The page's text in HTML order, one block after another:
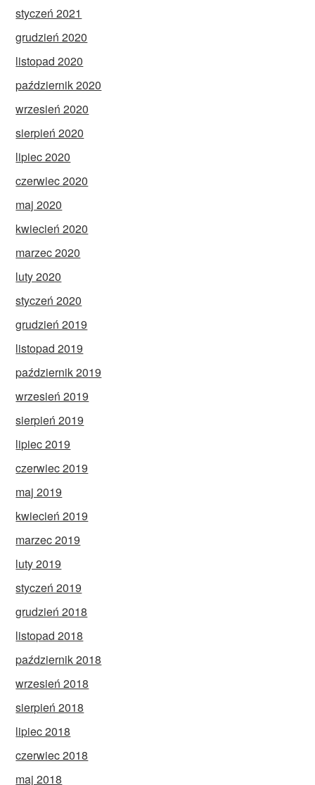
styczeń 2021
grudzień 2020
listopad 2020
październik 2020
wrzesień 2020
sierpień 2020
lipiec 2020
czerwiec 2020
maj 2020
kwiecień 2020
marzec 2020
luty 2020
styczeń 2020
grudzień 2019
listopad 2019
październik 2019
wrzesień 2019
sierpień 2019
lipiec 2019
czerwiec 2019
maj 2019
kwiecień 2019
marzec 2019
luty 2019
styczeń 2019
grudzień 2018
listopad 2018
październik 2018
wrzesień 2018
sierpień 2018
lipiec 2018
czerwiec 2018
maj 2018